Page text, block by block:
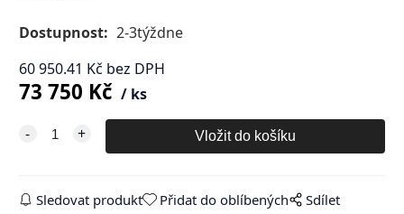
Dostupnost: 2-3týždne
60 950.41 Kč bez DPH
73 750 Kč ks
Sledovat produkt Přidat do oblíbených Sdílet